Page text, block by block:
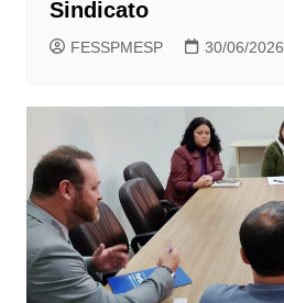
Sindicato
FESSPMESP 30/06/2026